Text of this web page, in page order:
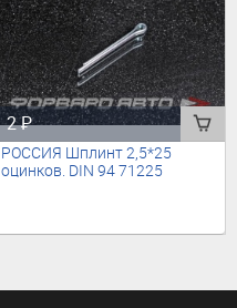
2₽
РОССИЯ Шплинт 2,5*25
оцинков. DIN 94 71225